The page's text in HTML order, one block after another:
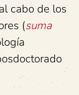
cabo de los
(suma